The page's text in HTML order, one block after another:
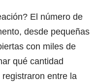
El número de
desde pequeñas
con miles de
qué cantidad
entre la